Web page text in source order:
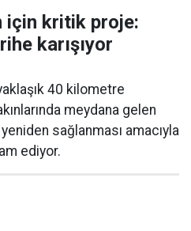
için kritik proje:
karışıyor
40 kilometre
meydana gelen
sağlanması amacıyla
ediyor.